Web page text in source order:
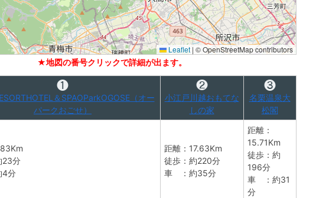
Leaflet | © OpenStreetMap contributors
★地図の番号クリックで詳細が出ます。
❶
＆SPAOParkOGOSE（オー
パークおごせ）
❷
小江戸川越おもてな
しの家
❸
名栗温泉大
松閣
23分
分
距離：17.63Km
徒歩：約220分
車 ：約35分
距離：
15.71Km
徒歩：約
196分
車 ：約31
分